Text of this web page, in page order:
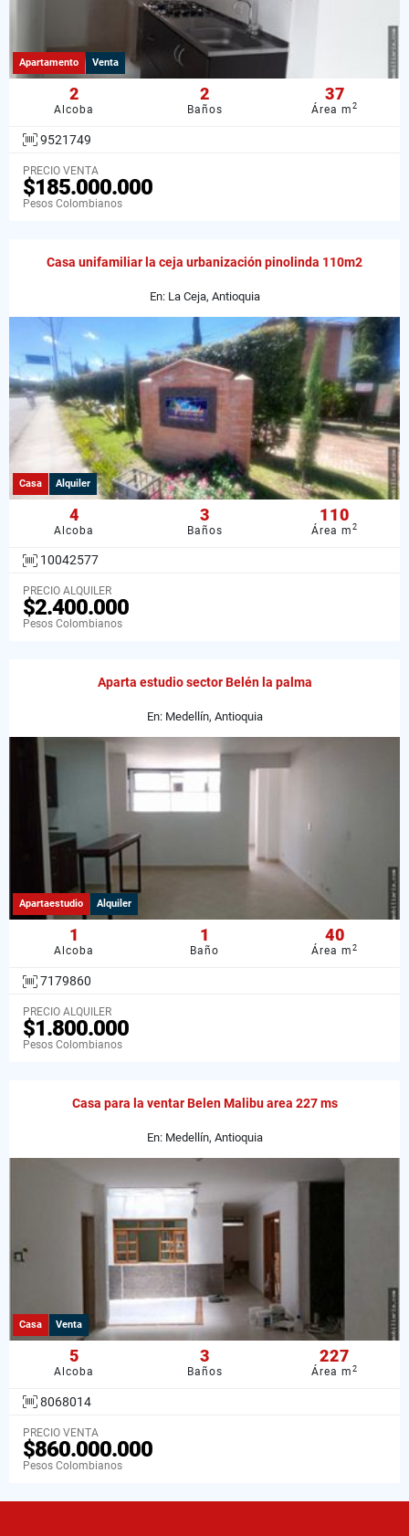
Apartamento Venta
2
Alcoba
2
Baños
37
Área m2
9521749
PRECIO VENTA
$185.000.000
Pesos Colombianos
Casa unifamiliar la ceja urbanización pinolinda 110m2
En: La Ceja, Antioquia
Casa Alquiler
4
Alcoba
3
Baños
110
Área m2
10042577
PRECIO ALQUILER
$2.400.000
Pesos Colombianos
Aparta estudio sector Belén la palma
En: Medellín, Antioquia
Apartaestudio Alquiler
1
Alcoba
1
Baño
40
Área m2
7179860
PRECIO ALQUILER
$1.800.000
Pesos Colombianos
Casa para la ventar Belen Malibu area 227 ms
En: Medellín, Antioquia
Casa Venta
5
Alcoba
3
Baños
227
Área m2
8068014
PRECIO VENTA
$860.000.000
Pesos Colombianos